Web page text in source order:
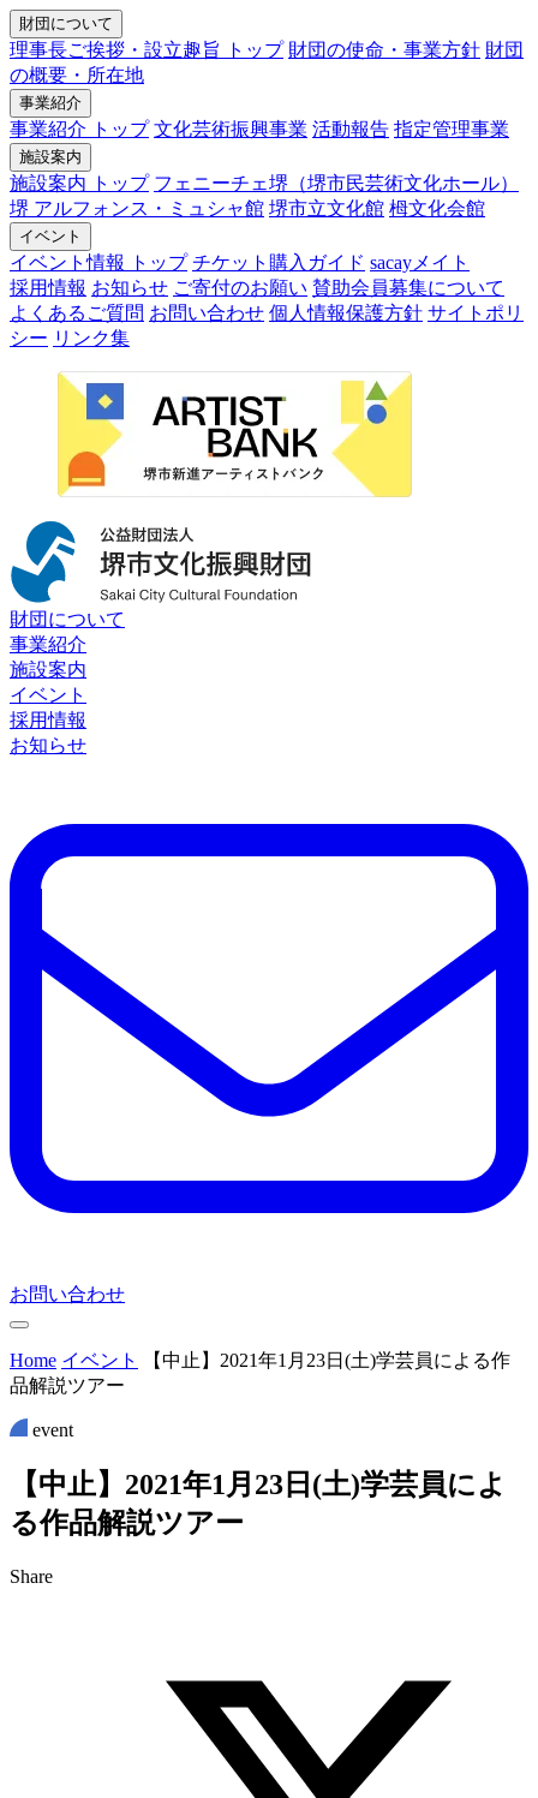
財団について
理事長ご挨拶・設立趣旨 トップ 財団の使命・事業方針 財団
の概要・所在地
事業紹介
事業紹介 トップ 文化芸術振興事業 活動報告 指定管理事業
施設案内
施設案内 トップ フェニーチェ堺（堺市民芸術文化ホール）
堺 アルフォンス・ミュシャ館 堺市立文化館 栂文化会館
イベント
イベント情報 トップ チケット購入ガイド sacayメイト
採用情報 お知らせ ご寄付のお願い 賛助会員募集について
よくあるご質問 お問い合わせ 個人情報保護方針 サイトポリ
シー リンク集
財団について
事業紹介
施設案内
イベント
採用情報
お知らせ
お問い合わせ
Home イベント
【中止】2021年1月23日(土)学芸員による作
品解説ツアー
event
【中止】 2021年1 月 23 日 (土)学芸員によ
る作品解説ツアー
Share